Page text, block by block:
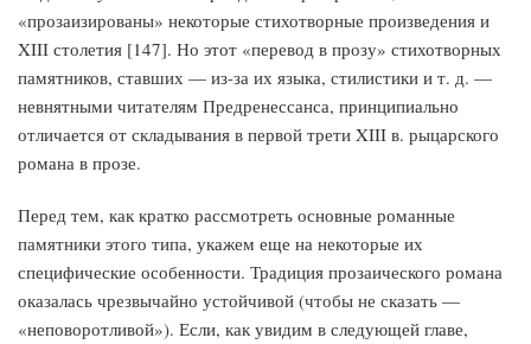
«прозаизированы» некоторые стихотворные произведения и
XIII столетия [147]. Но этот «перевод в прозу» стихотворных
памятников, ставших — из-за их языка, стилистики и т. д. —
невнятными читателям Предренессанса, принципиально
отличается от складывания в первой трети XIII в. рыцарского
романа в прозе.
Перед тем, как кратко рассмотреть основные романные
памятники этого типа, укажем еще на некоторые их
специфические особенности. Традиция прозаического романа
оказалась чрезвычайно устойчивой (чтобы не сказать —
«неповоротливой»). Если, как увидим в следующей главе,